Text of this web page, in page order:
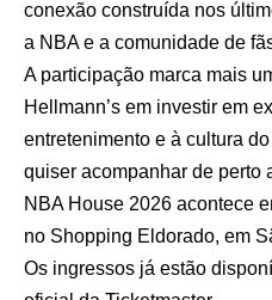
conexão construída nos
a NBA e a comunidade de
A participação marca mais
Hellmann’s em investir em
entretenimento e à cultura
quiser acompanhar de perto
NBA House 2026 acontece
no Shopping Eldorado, em
Os ingressos já estão